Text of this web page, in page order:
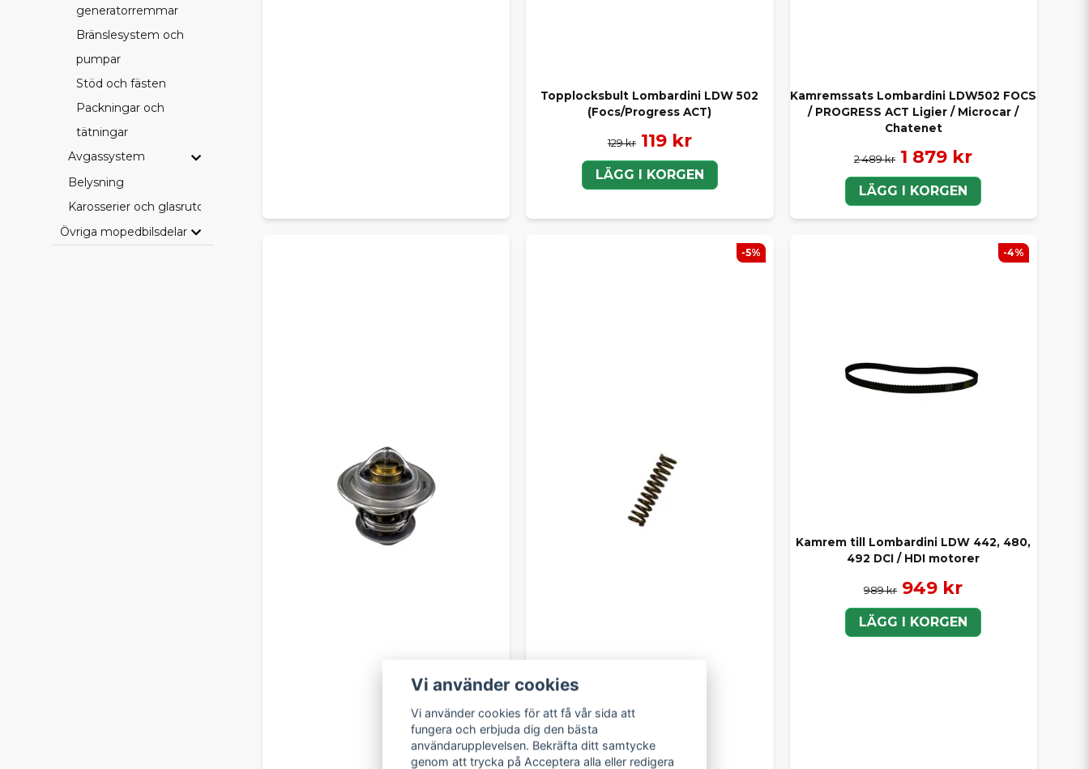
generatorremmar
Bränslesystem och
pumpar
Stöd och fästen
Packningar och
tätningar
Avgassystem
Belysning
Karosserier och glasrutor
Övriga mopedbilsdelar
Topplocksbult Lombardini LDW 502
(Focs/Progress ACT)
129 kr 119 kr
LÄGG I KORGEN
Kamremssats Lombardini LDW502 FOCS
/ PROGRESS ACT Ligier / Microcar /
Chatenet
2 489 kr 1 879 kr
LÄGG I KORGEN
-5%
Kamrem till Lombardini LDW 442, 480,
492 DCI / HDI motorer
989 kr 949 kr
LÄGG I KORGEN
-4%
Vi använder cookies
Vi använder cookies för att få vår sida att
fungera och erbjuda dig den bästa
användarupplevelsen. Bekräfta ditt samtycke
genom att trycka på Acceptera alla eller redigera